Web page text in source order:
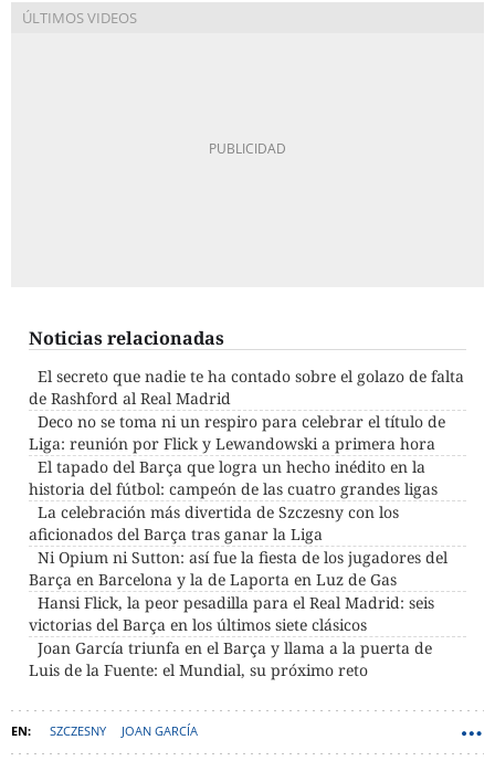
Noticias relacionadas
El secreto que nadie te ha contado sobre el golazo de falta
de Rashford al Real Madrid
Deco no se toma ni un respiro para celebrar el título de
Liga: reunión por Flick y Lewandowski a primera hora
El tapado del Barça que logra un hecho inédito en la
historia del fútbol: campeón de las cuatro grandes ligas
La celebración más divertida de Szczesny con los
aficionados del Barça tras ganar la Liga
Ni Opium ni Sutton: así fue la fiesta de los jugadores del
Barça en Barcelona y la de Laporta en Luz de Gas
Hansi Flick, la peor pesadilla para el Real Madrid: seis
victorias del Barça en los últimos siete clásicos
Joan García triunfa en el Barça y llama a la puerta de
Luis de la Fuente: el Mundial, su próximo reto
SZCZESNY JOAN GARCÍA